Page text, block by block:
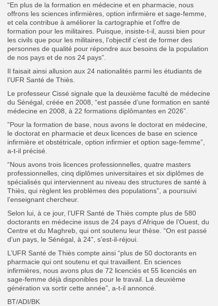
“En plus de la formation en médecine et en pharmacie, nous
offrons les sciences infirmières, option infirmière et sage-femme,
et cela contribue à améliorer la cartographie et l’offre de
formation pour les militaires. Puisque, insiste-t-il, aussi bien pour
les civils que pour les militaires, l’objectif c’est de former des
personnes de qualité pour répondre aux besoins de la population
de nos pays et de nos 24 pays”.
Il faisait ainsi allusion aux 24 nationalités parmi les étudiants de
l’UFR Santé de Thiès.
Le professeur Cissé signale que la deuxième faculté de médecine
du Sénégal, créée en 2008, “est passée d’une formation en santé
médecine en 2008, à 22 formations diplômantes en 2026”.
”Pour la formation de base, nous avons le doctorat en médecine,
le doctorat en pharmacie et deux licences de base en science
infirmière et obstétricale, option infirmier et option sage-femme”,
a-t-il précisé.
“Nous avons trois licences professionnelles, quatre masters
professionnelles, cinq diplômes universitaires et six diplômes de
spécialisés qui interviennent au niveau des structures de santé à
Thiès, qui règlent les problèmes des populations”, a poursuivi
l’enseignant chercheur.
Selon lui, à ce jour, l’UFR Santé de Thiès compte plus de 580
doctorants en médecine issus de 24 pays d’Afrique de l’Ouest, du
Centre et du Maghreb, qui ont soutenu leur thèse. “On est passé
d’un pays, le Sénégal, à 24”, s’est-il-réjoui.
L’UFR Santé de Thiès compte ainsi “plus de 50 doctorants en
pharmacie qui ont soutenu et qui travaillent. En sciences
infirmières, nous avons plus de 72 licenciés et 55 licenciés en
sage-femme déjà disponibles pour le travail. La deuxième
génération va sortir cette année”, a-t-il annoncé.
BT/ADI/BK